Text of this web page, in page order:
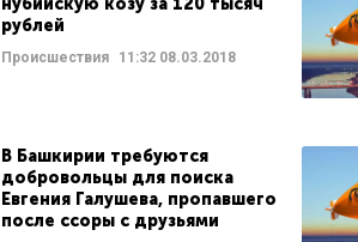
нубийскую козу за 120 тысяч
рублей
Происшествия 11:3208.03.2018
В Башкирии требуются
добровольцы для поиска
Евгения Галушева, пропавшего
после ссоры с друзьями